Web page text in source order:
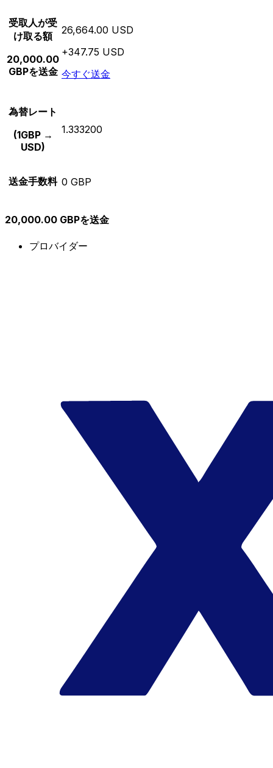
受取人が受
け取る額
20,000.00
GBPを送金
26,664.00 USD
+347.75 USD
今すぐ送金
為替レート
(1GBP →
USD)
1.333200
送金手数料 0 GBP
20,000.00 GBPを送金
プロバイダー